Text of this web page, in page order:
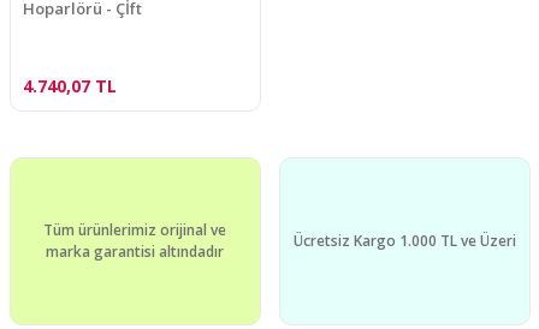
Hoparlörü - Çİft
4.740,07 TL
Tüm ürünlerimiz orijinal ve
marka garantisi altındadır
Ücretsiz Kargo 1.000 TL ve Üzeri